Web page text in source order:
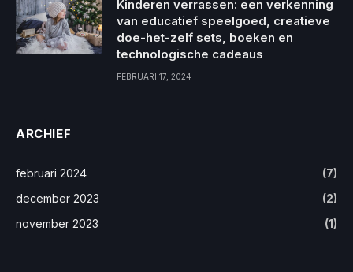
Kinderen verrassen: een verkenning
van educatief speelgoed, creatieve
doe-het-zelf sets, boeken en
technologische cadeaus
FEBRUARI 17, 2024
ARCHIEF
februari 2024
(7)
december 2023
(2)
november 2023
(1)